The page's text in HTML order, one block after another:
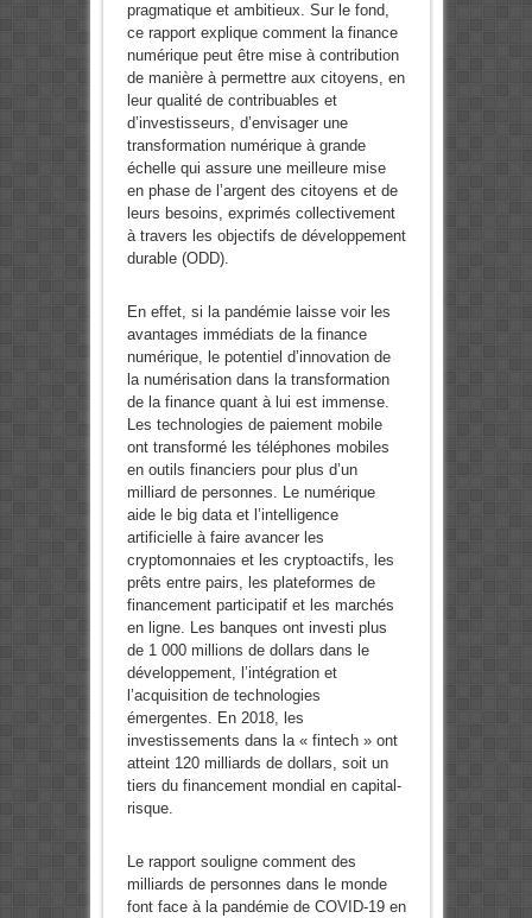
pragmatique et ambitieux. Sur le fond,
ce rapport explique comment la finance
numérique peut être mise à contribution
de manière à permettre aux citoyens, en
leur qualité de contribuables et
d’investisseurs, d’envisager une
transformation numérique à grande
échelle qui assure une meilleure mise
en phase de l’argent des citoyens et de
leurs besoins, exprimés collectivement
à travers les objectifs de développement
durable (ODD).
En effet, si la pandémie laisse voir les
avantages immédiats de la finance
numérique, le potentiel d’innovation de
la numérisation dans la transformation
de la finance quant à lui est immense.
Les technologies de paiement mobile
ont transformé les téléphones mobiles
en outils financiers pour plus d’un
milliard de personnes. Le numérique
aide le big data et l’intelligence
artificielle à faire avancer les
cryptomonnaies et les cryptoactifs, les
prêts entre pairs, les plateformes de
financement participatif et les marchés
en ligne. Les banques ont investi plus
de 1 000 millions de dollars dans le
développement, l’intégration et
l’acquisition de technologies
émergentes. En 2018, les
investissements dans la « fintech » ont
atteint 120 milliards de dollars, soit un
tiers du financement mondial en capital-
risque.
Le rapport souligne comment des
milliards de personnes dans le monde
font face à la pandémie de COVID-19 en